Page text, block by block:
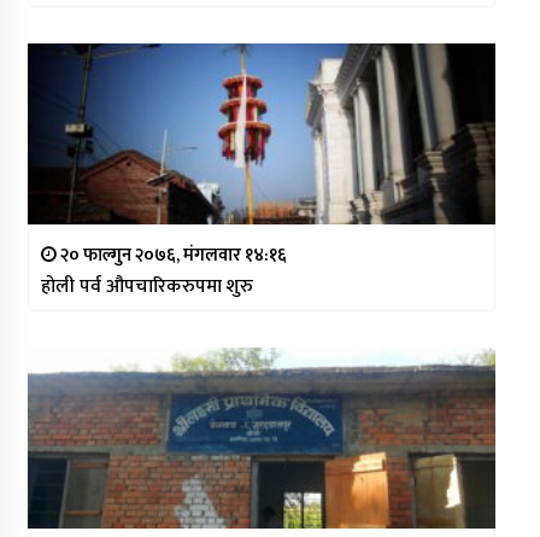
२० फाल्गुन २०७६, मंगलवार १४:१६
होली पर्व औपचारिकरुपमा शुरु